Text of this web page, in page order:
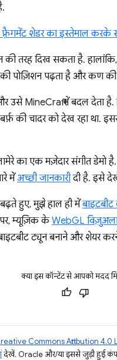
फ़्रैगमेंट शेडर का इस्तेमाल करके
की तरह दिख सकता है.
पोज़िशन पढ़ता है और कण
उसे MineCraft में बदल देता
की चादर को देख रहा था.
का एक मज़ेदार संगीत डेमो
मेंअच्छी जानकारीदी है. इसे
हुए, मुझे हाल ही में
म्यूज़िक केWebGL
ट्यून बनाने और शेयर
क्या इस कॉन्टेंट से आपको मदद
Commons Attribution 4.0
देखें. Oracle और/या इससे जुड़ी हुई